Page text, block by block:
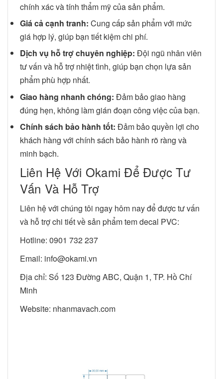
chính xác và tính thẩm mỹ của sản phẩm.
Giá cả cạnh tranh: Cung cấp sản phẩm với mức
giá hợp lý, giúp bạn tiết kiệm chi phí.
Dịch vụ hỗ trợ chuyên nghiệp: Đội ngũ nhân viên
tư vấn và hỗ trợ nhiệt tình, giúp bạn chọn lựa sản
phẩm phù hợp nhất.
Giao hàng nhanh chóng: Đảm bảo giao hàng
đúng hẹn, không làm gián đoạn công việc của bạn.
Chính sách bảo hành tốt: Đảm bảo quyền lợi cho
khách hàng với chính sách bảo hành rõ ràng và
minh bạch.
Liên Hệ Với Okami Để Được Tư
Vấn Và Hỗ Trợ
Liên hệ với chúng tôi ngay hôm nay để được tư vấn
và hỗ trợ chi tiết về sản phẩm tem decal PVC:
Hotline: 0901 732 237
Email: info@okami.vn
Địa chỉ: Số 123 Đường ABC, Quận 1, TP. Hồ Chí
Minh
Website: nhanmavach.com